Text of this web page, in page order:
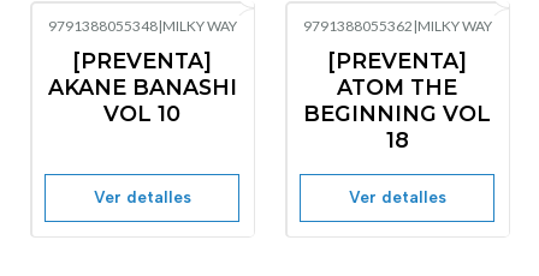
No disponible
9791388055348|MILKY WAY
[PREVENTA]
AKANE BANASHI
VOL 10
Ver detalles
No disponible
9791388055362 |MILKY WAY
[PREVENTA]
ATOM THE
BEGINNING VOL
18
Ver detalles